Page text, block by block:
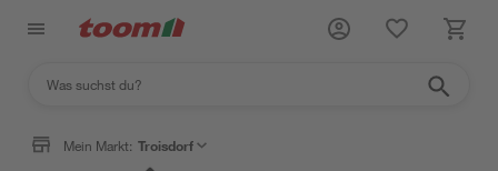
Mein Markt: Troisdorf